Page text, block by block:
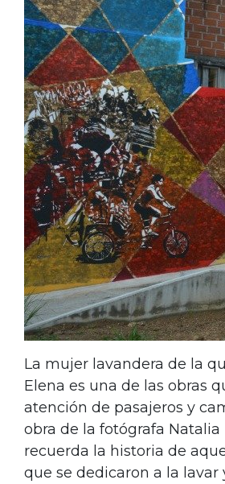
La mujer lavandera de la
Elena es una de las obras
atención de pasajeros y
obra de la fotógrafa Natalia
recuerda la historia de
que se dedicaron a la lavar